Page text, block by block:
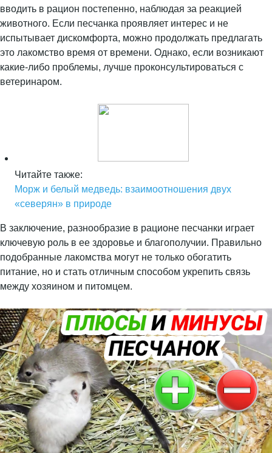
вводить в рацион постепенно, наблюдая за реакцией
животного. Если песчанка проявляет интерес и не
испытывает дискомфорта, можно продолжать предлагать
это лакомство время от времени. Однако, если возникают
какие-либо проблемы, лучше проконсультироваться с
ветеринаром.
Читайте также:
Морж и белый медведь: взаимоотношения двух
«северян» в природе
В заключение, разнообразие в рационе песчанки играет
ключевую роль в ее здоровье и благополучии. Правильно
подобранные лакомства могут не только обогатить
питание, но и стать отличным способом укрепить связь
между хозяином и питомцем.